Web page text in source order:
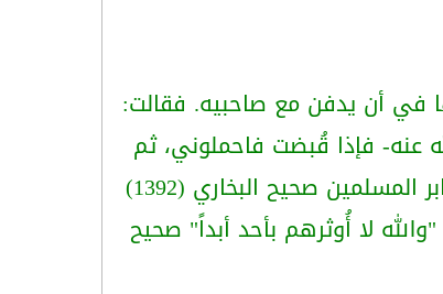
في أن يدفن مع صاحبيه. فقالت:
عنه- فإذا قُبضت فاحملوني، ثم
صحيح البخاري (1392)
لا أُوثرهم بأحد أبداً" صحيح